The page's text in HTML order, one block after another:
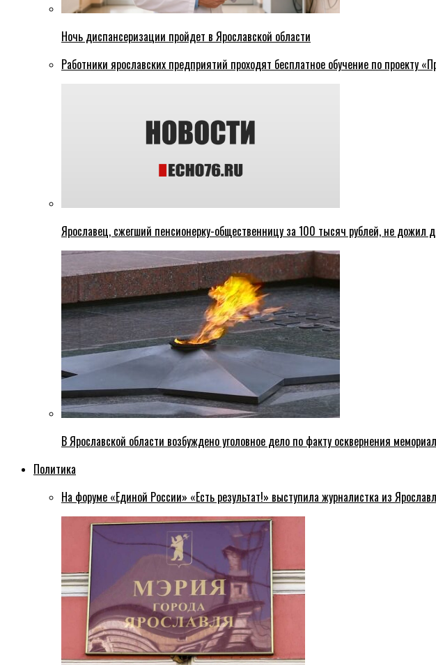
Ночь диспансеризации пройдет в Ярославской области
Работники ярославских предприятий проходят бесплатное обучение по проекту
Ярославец, сжегший пенсионерку-общественницу за 100 тысяч рублей, не дожил
В Ярославской области возбуждено уголовное дело по факту осквернения
Политика
На форуме «Единой России» «Есть результат!» выступила журналистка из